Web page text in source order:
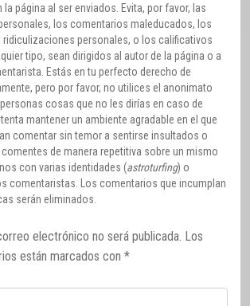
página al ser enviados. Evita, por favor, las
los comentarios maleducados, los
ridiculizaciones personales, o los calificativos
tipo, sean dirigidos al autor de la página o a
Estás en tu perfecto derecho de
pero por favor, no utilices el anonimato
cosas que no les dirías en caso de
mantener un ambiente agradable en el que
comentar sin temor a sentirse insultados o
de manera repetitiva sobre un mismo
con varias identidades (astroturfing) o
comentaristas. Los comentarios que incumplan
serán eliminados.
electrónico no será publicada. Los
están marcados con *